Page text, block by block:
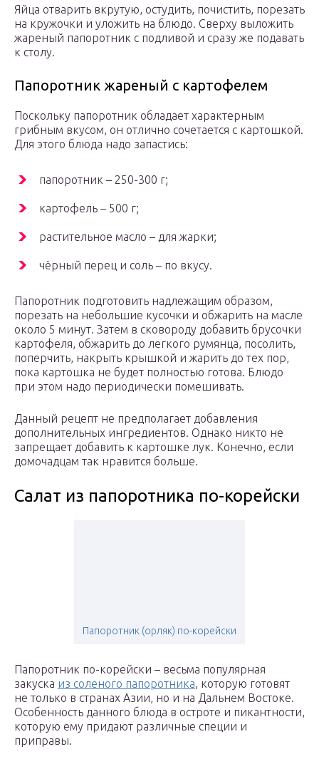
Яйца отварить вкрутую, остудить, почистить, порезать
на кружочки и уложить на блюдо. Сверху выложить
жареный папоротник с подливой и сразу же подавать
к столу.
Папоротник жареный с картофелем
Поскольку папоротник обладает характерным
грибным вкусом, он отлично сочетается с картошкой.
Для этого блюда надо запастись:
папоротник – 250-300 г;
картофель – 500 г;
растительное масло – для жарки;
чёрный перец и соль – по вкусу.
Папоротник подготовить надлежащим образом,
порезать на небольшие кусочки и обжарить на масле
около 5 минут. Затем в сковороду добавить брусочки
картофеля, обжарить до легкого румянца, посолить,
поперчить, накрыть крышкой и жарить до тех пор,
пока картошка не будет полностью готова. Блюдо
при этом надо периодически помешивать.
Данный рецепт не предполагает добавления
дополнительных ингредиентов. Однако никто не
запрещает добавить к картошке лук. Конечно, если
домочадцам так нравится больше.
Салат из папоротника по-корейски
Папоротник (орляк) по-корейски
Папоротник по-корейски – весьма популярная
закуска из соленого папоротника, которую готовят
не только в странах Азии, но и на Дальнем Востоке.
Особенность данного блюда в остроте и пикантности,
которую ему придают различные специи и
приправы.